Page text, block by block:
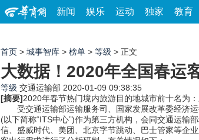
新闻 娱乐 运动 独家 教育
首页 > 城事智库 > 榜单 > 等级 > 正文
大数据！2020年全国春运
等级 交通运输部 2020-01-09 09:38:35
[摘要]2020年春节热门境内旅游目的地城市前十名为
受交通运输部运输服务司、国家发展改革委经济运
(以下简称“ITS中心”)作为第三方机构，会同交通运输
信、盛威时代、美团、北京字节跳动、巴士管家等企